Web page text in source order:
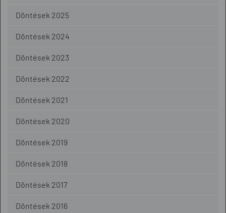
Döntések 2025
Döntések 2024
Döntések 2023
Döntések 2022
Döntések 2021
Döntések 2020
Döntések 2019
Döntések 2018
Döntések 2017
Döntések 2016